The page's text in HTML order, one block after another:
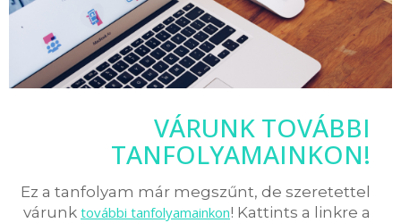
VÁRUNK TOVÁBBI
TANFOLYAMAINKON!
Ez a tanfolyam már megszűnt, de szeretettel
várunk további tanfolyamainkon! Kattints a linkre a